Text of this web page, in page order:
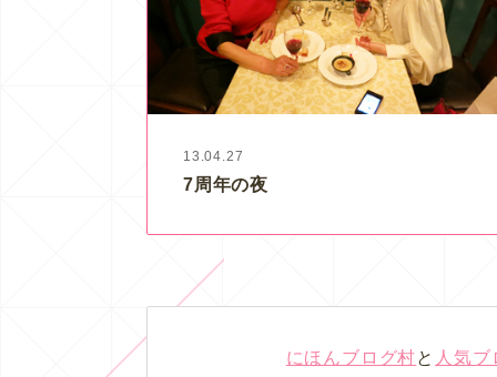
13.04.27
7周年の夜
にほんブログ村と 人気